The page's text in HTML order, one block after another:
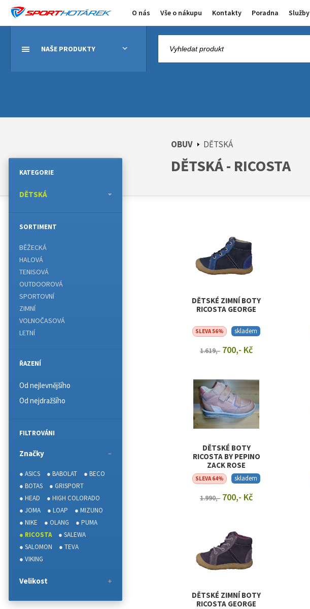
O nás Vše o nákupu Kontakty Poradna Služby
NAŠE PRODUKTY
OBUV DĚTSKÁ
DĚTSKÁ - RICOSTA
DĚTSKÉ ZIMNÍ BOTY
RICOSTA GEORGE
SLEVA 56% skladem
1.619,- 700,- Kč
DĚTSKÉ BOTY
RICOSTA BY PEPINO
ZACK ROSE
SLEVA 64% skladem
1.990,- 700,- Kč
DĚTSKÉ ZIMNÍ BOTY
RICOSTA GEORGE
KATEGORIE
DĚTSKÁ
SORTIMENT
BĚŽECKÁ
HALOVÁ
TENISOVÁ
OUTDOOROVÁ
SPORTOVNÍ
ZIMNÍ
VOLNOČASOVÁ
LETNÍ
ŘAZENÍ
Od nejlevnějšího
Od nejdražšího
FILTROVÁNI
Značky
● ASICS ● BABOLAT
● BECO
● BOTAS
● GRISPORT
● HEAD
● HIGH COLORADO
● JOMA
● LOAP
● MIZUNO
● NIKE
● OLANG
● PUMA
● RICOSTA
● SALEWA
● SALOMON
● TEVA
● VIKING
Velikost